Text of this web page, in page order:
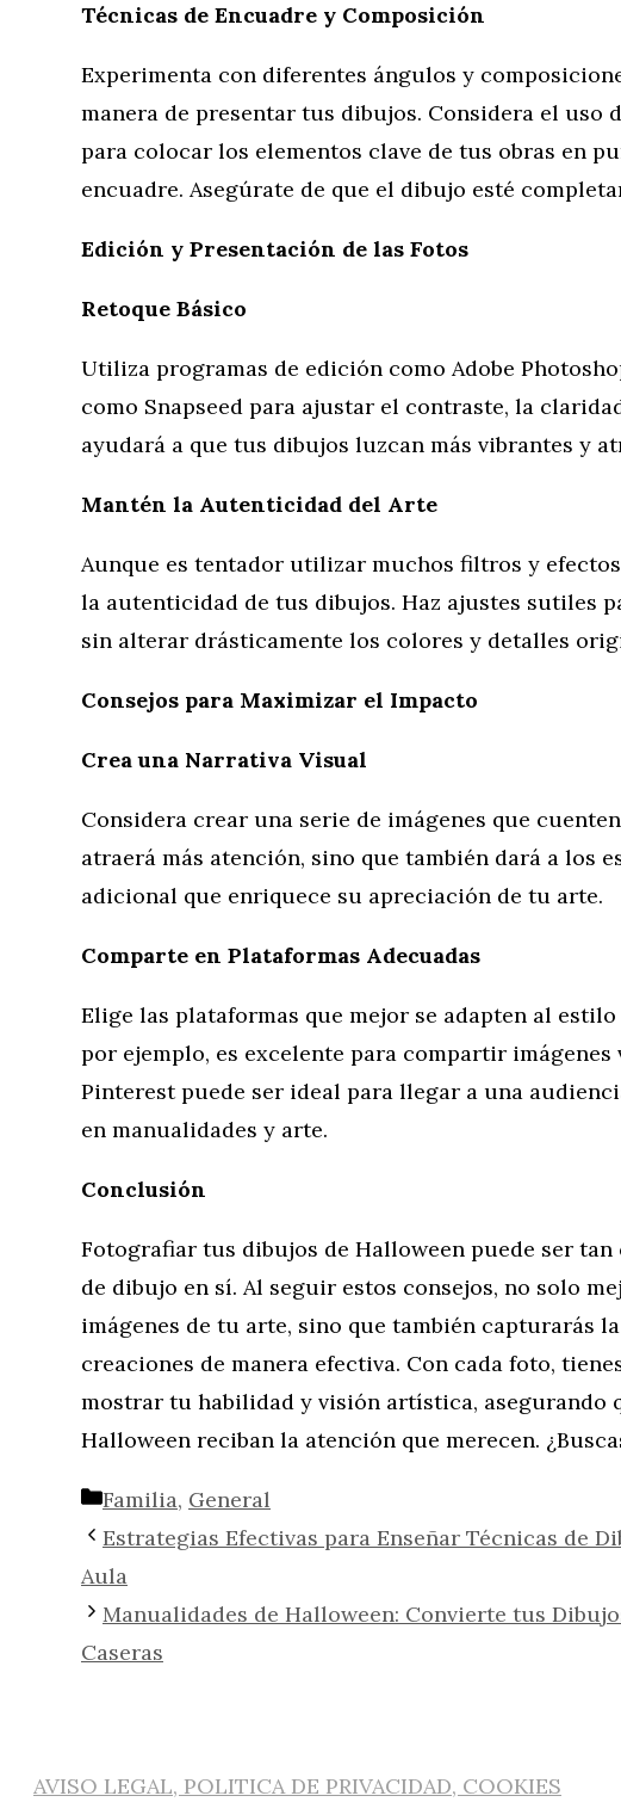
Técnicas de Encuadre y Composición
Experimenta con diferentes ángulos y
manera de presentar tus dibujos. Considera el uso
para colocar los elementos clave de tus obras en
encuadre. Asegúrate de que el dibujo esté
Edición y Presentación de las Fotos
Retoque Básico
Utiliza programas de edición como Adobe
como Snapseed para ajustar el contraste, la
ayudará a que tus dibujos luzcan más vibrantes y
Mantén la Autenticidad del Arte
Aunque es tentador utilizar muchos filtros y
la autenticidad de tus dibujos. Haz ajustes sutiles
sin alterar drásticamente los colores y detalles
Consejos para Maximizar el Impacto
Crea una Narrativa Visual
Considera crear una serie de imágenes que
atraerá más atención, sino que también dará a los
adicional que enriquece su apreciación de tu arte.
Comparte en Plataformas Adecuadas
Elige las plataformas que mejor se adapten al
por ejemplo, es excelente para compartir imágenes
Pinterest puede ser ideal para llegar a una
en manualidades y arte.
Conclusión
Fotografiar tus dibujos de Halloween puede ser
de dibujo en sí. Al seguir estos consejos, no solo
imágenes de tu arte, sino que también capturarás
creaciones de manera efectiva. Con cada foto,
mostrar tu habilidad y visión artística, asegurando
Halloween reciban la atención que merecen.
Categorías
Familia, General
Estrategias Efectivas para Enseñar Técnicas de
Aula
Manualidades de Halloween: Convierte tus
Caseras
AVISO LEGAL, POLITICA DE PRIVACIDAD, COOKIES